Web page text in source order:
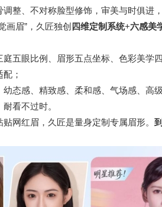
整、不对称脸型修饰，审美与时俱进
画眉”，久匠独创 四维定制系统+六感美
庭五眼比例、眉形五点坐标、色彩美学
；
幼态感、精致感、柔和感、气场感、高
看不过时。
网红眉，久匠是量身定制专属眉形。